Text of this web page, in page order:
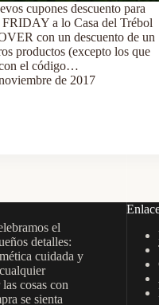
cupones descuento para
a lo Casa del Trébol
con un descuento de un
productos (excepto los que
con el código…
de 2017
el
detalles:
cuidada y
cosas con
se sienta